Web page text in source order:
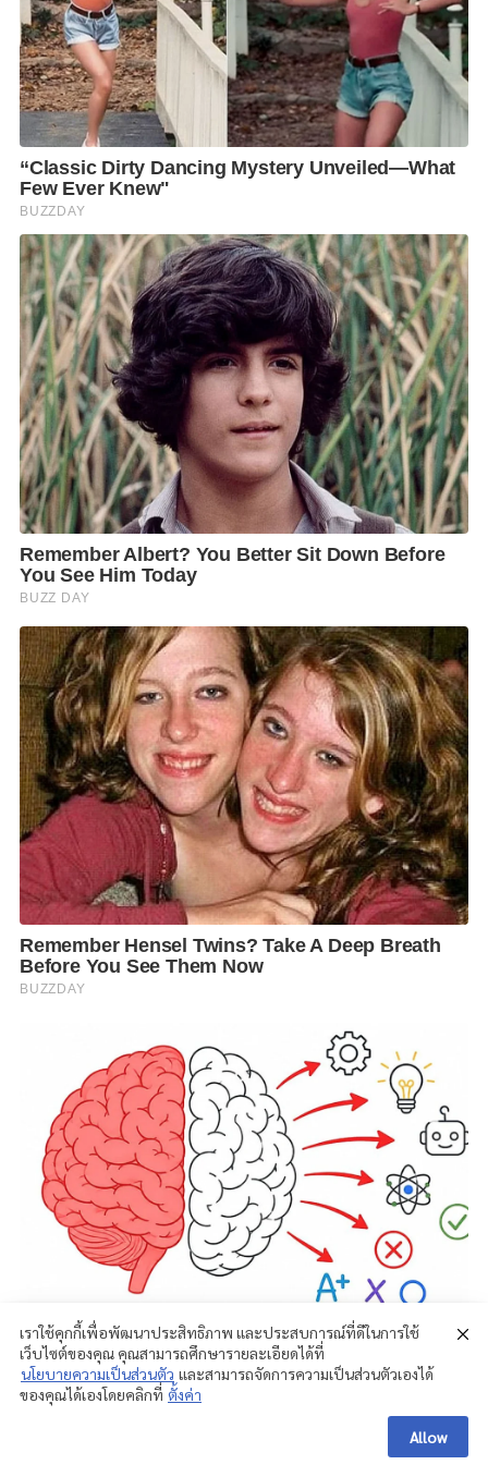
เราใช้คุกกี้เพื่อพัฒนาประสิทธิภาพ และประสบการณ์ที่ดีในการใช้
เว็บไซต์ของคุณ คุณสามารถศึกษารายละเอียดได้ที่
นโยบายความเป็นส่วนตัว และสามารถจัดการความเป็นส่วนตัวเองได้
ของคุณได้เองโดยคลิกที่ ตั้งค่า
Allow